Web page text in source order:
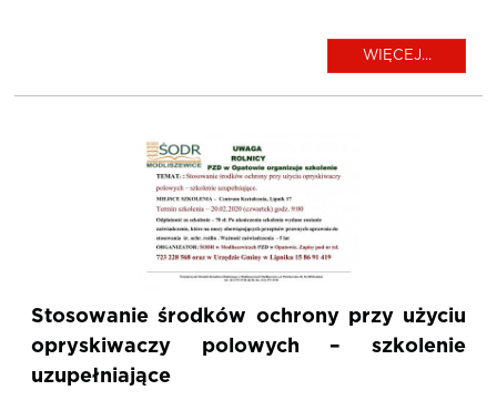
WIĘCEJ...
Stosowanie środków ochrony przy użyciu
opryskiwaczy polowych – szkolenie
uzupełniające